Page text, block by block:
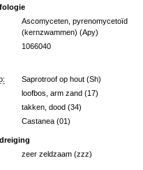
Ascomyceten, pyrenomycetoïd
(kernzwammen) (Apy)
1066040
Saprotroof op hout (Sh)
loofbos, arm zand (17)
takken, dood (34)
Castanea (01)
zeer zeldzaam (zzz)